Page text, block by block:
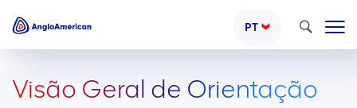
PT Pesquisar
Visão Geral de Orientação